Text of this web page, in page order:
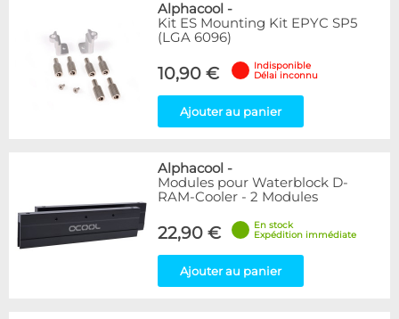
Alphacool -
Kit ES Mounting Kit EPYC SP5
(LGA 6096)
10,90 €
Indisponible
Délai inconnu
Ajouter au panier
Alphacool -
Modules pour Waterblock D-
RAM-Cooler - 2 Modules
22,90 €
En stock
Expédition immédiate
Ajouter au panier